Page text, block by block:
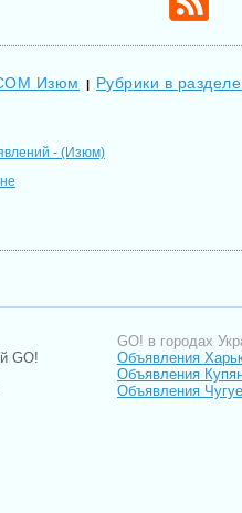
Изюм | Рубрики в
- (Изюм)
GO!
GO! в городах
Объявления
Объявления
Объявления